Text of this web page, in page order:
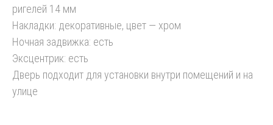
ригелей 14 мм
Накладки: декоративные, цвет — хром
Ночная задвижка: есть
Эксцентрик: есть
Дверь подходит для установки внутри помещений и на
улице